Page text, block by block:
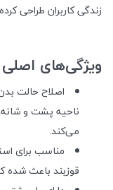
زندگی کاربران طراحی
ویژگی‌های
اصلاح حالت
ناحیه پشت و
می‌کند.
مناسب برای
قوزبند باعث شده